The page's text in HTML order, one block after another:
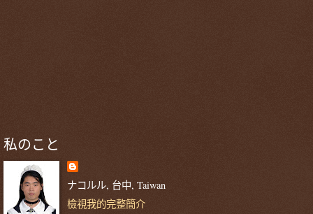
私のこと
ナコルル, 台中, Taiwan
檢視我的完整簡介